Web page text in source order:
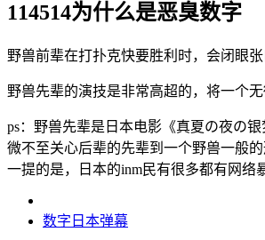
114514为什么是恶臭数字
野兽前辈在打扑克快要胜利时，会闭眼
野兽先辈的演技是非常高超的，将一个
ps：野兽先辈是日本电影《真夏の夜の
微不至关心后辈的先辈到一个野兽一般
一提的是，日本的inm民有很多都有网络
数字 日本弹幕